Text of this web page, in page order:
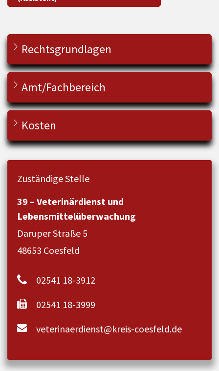
Rechtsgrundlagen
Amt/Fachbereich
Kosten
Zuständige Stelle
39 – Veterinärdienst und
Lebensmittelüberwachung
Daruper Straße 5
48653 Coesfeld
02541 18-3912
02541 18-3999
veterinaerdienst@kreis-coesfeld.de